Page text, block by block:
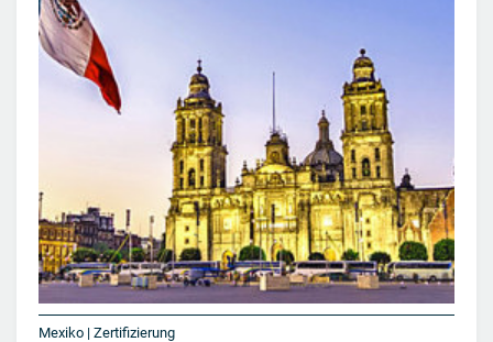
Mexiko | Zertifizierung